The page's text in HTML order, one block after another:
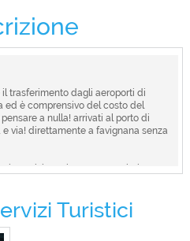
il trasferimento dagli aeroporti di
ed è comprensivo del costo del
a nulla! arrivati al porto di
via! direttamente a favignana senza
o scrivi per ricevere maggiori
Turistici